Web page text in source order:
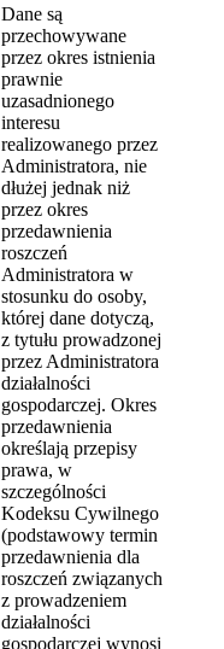
Dane są
przechowywane
przez okres istnienia
prawnie
uzasadnionego
interesu
realizowanego przez
Administratora, nie
dłużej jednak niż
przez okres
przedawnienia
roszczeń
Administratora w
stosunku do osoby,
której dane dotyczą,
z tytułu prowadzonej
przez Administratora
działalności
gospodarczej. Okres
przedawnienia
określają przepisy
prawa, w
szczególności
Kodeksu Cywilnego
(podstawowy termin
przedawnienia dla
roszczeń związanych
z prowadzeniem
działalności
gospodarczej wynosi